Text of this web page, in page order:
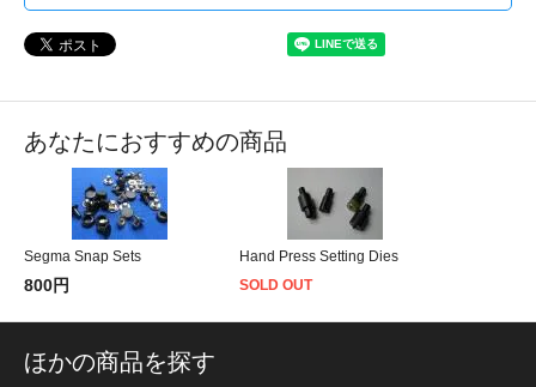
あなたにおすすめの商品
Segma Snap Sets
800円
Hand Press Setting Dies
SOLD OUT
ほかの商品を探す